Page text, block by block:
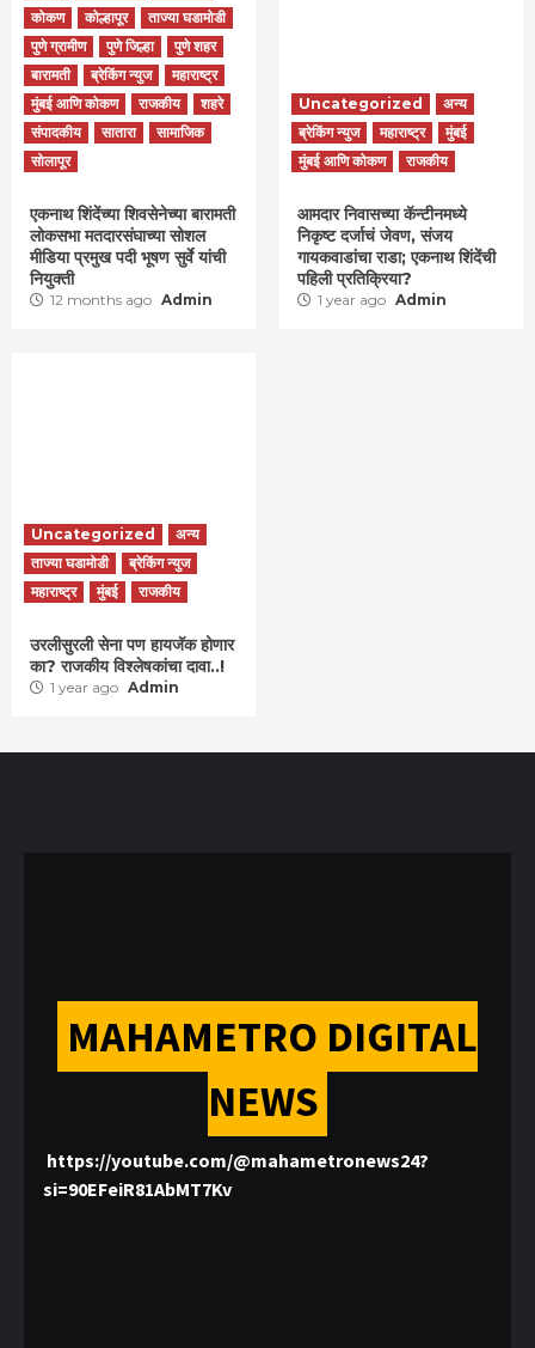
कोकण
कोल्हापूर
ताज्या घडामोडी
पुणे ग्रामीण
पुणे जिल्हा
पुणे शहर
बारामती
ब्रेकिंग न्युज
महाराष्ट्र
मुंबई आणि कोकण
राजकीय
शहरे
संपादकीय
सातारा
सामाजिक
सोलापूर
एकनाथ शिंदेंच्या शिवसेनेच्या बारामती
लोकसभा मतदारसंघाच्या सोशल
मीडिया प्रमुख पदी भूषण सुर्वे यांची
नियुक्ती
12 months ago Admin
Uncategorized
अन्य
ब्रेकिंग न्युज
महाराष्ट्र
मुंबई
मुंबई आणि कोकण
राजकीय
आमदार निवासच्या कॅन्टीनमध्ये
निकृष्ट दर्जाचं जेवण, संजय
गायकवाडांचा राडा; एकनाथ शिंदेंची
पहिली प्रतिक्रिया?
1 year ago Admin
Uncategorized
अन्य
ताज्या घडामोडी
ब्रेकिंग न्युज
महाराष्ट्र
मुंबई राजकीय
उरलीसुरली सेना पण हायजॅक होणार
का? राजकीय विश्लेषकांचा दावा..!
1 year ago Admin
MAHAMETRO DIGITAL
NEWS
https://youtube.com/@mahametronews24?
si=90EFeiR81AbMT7Kv